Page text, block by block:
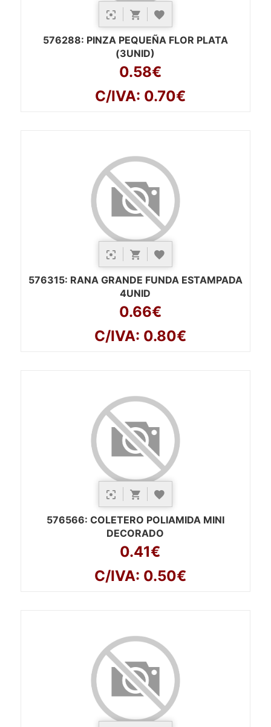
576288: PINZA PEQUEÑA FLOR PLATA
(3UNID)
0.58€
C/IVA: 0.70€
576315: RANA GRANDE FUNDA ESTAMPADA
4UNID
0.66€
C/IVA: 0.80€
576566: COLETERO POLIAMIDA MINI
DECORADO
0.41€
C/IVA: 0.50€